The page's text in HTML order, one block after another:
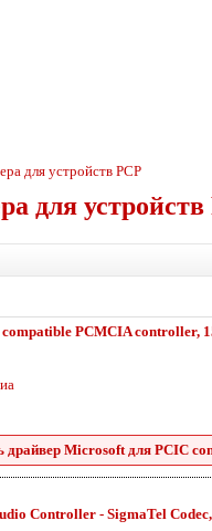
для устройств PCP
для устройств
PCMCIA controller,
драйвер Microsoft для PCIC
Controller - SigmaTel